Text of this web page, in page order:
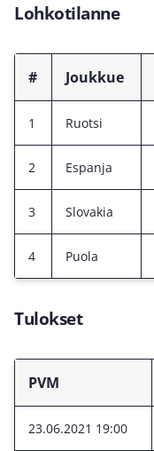
Lohkotilanne
# Joukkue
1 Ruotsi
2 Espanja
3 Slovakia
4 Puola
Tulokset
PVM
23.06.2021 19:00